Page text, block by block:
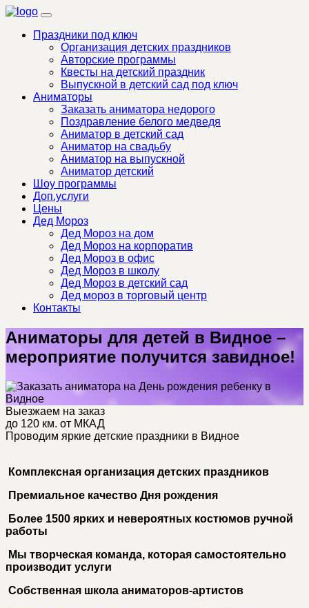
Праздники под ключ
Организация детских праздников
Авторские программы
Квесты на детский праздник
Выпускной в детский сад под ключ
Аниматоры
Заказать аниматора недорого
Поздравление белого медведя
Аниматор в детский сад
Аниматор на свадьбу
Аниматор на выпускной
Аниматор детский
Шоу программы
Доп.услуги
Цены
Дед Мороз
Дед Мороз на дом
Дед Мороз на корпоратив
Дед Мороз в офис
Дед Мороз в школу
Дед Мороз в детский сад
Дед мороз в торговый центр
Контакты
Аниматоры для детей в Видное –
мероприятие получится завидное!
Выезжаем на заказ
до 120 км. от МКАД
Проводим яркие детские праздники в Видное
Комплексная организация детских праздников
Премиальное качество Дня рождения
Более 1500 ярких и невероятных костюмов ручной
работы
Мы творческая команда, которая самостоятельно
производит услуги
Собственная школа аниматоров-артистов